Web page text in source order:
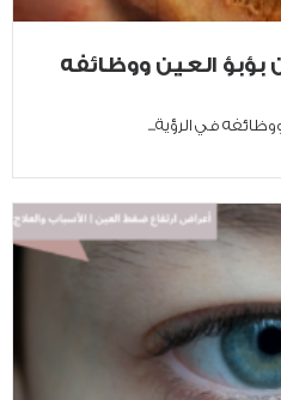
العين ووظائفه
في الرؤية...